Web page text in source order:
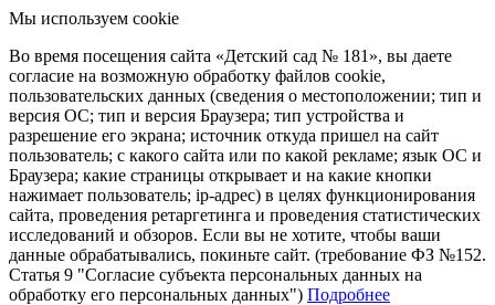
Мы используем cookie
Во время посещения сайта «Детский сад № 181», вы даете
согласие на возможную обработку файлов cookie,
пользовательских данных (сведения о местоположении; тип и
версия ОС; тип и версия Браузера; тип устройства и
разрешение его экрана; источник откуда пришел на сайт
пользователь; с какого сайта или по какой рекламе; язык ОС и
Браузера; какие страницы открывает и на какие кнопки
нажимает пользователь; ip-адрес) в целях функционирования
сайта, проведения ретаргетинга и проведения статистических
исследований и обзоров. Если вы не хотите, чтобы ваши
данные обрабатывались, покиньте сайт. (требование ФЗ №152.
Статья 9 "Согласие субъекта персональных данных на
обработку его персональных данных") Подробнее